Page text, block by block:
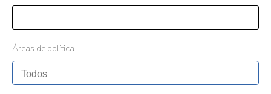
Áreas de política